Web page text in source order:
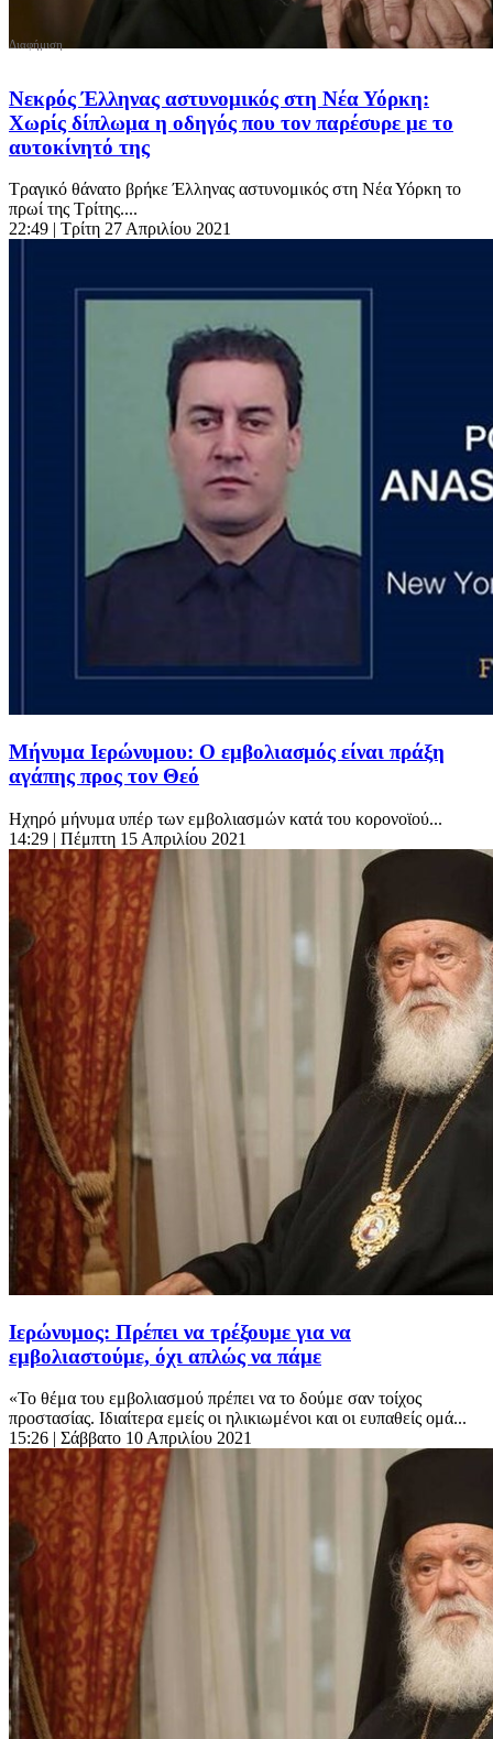
Νεκρός Έλληνας αστυνομικός στη Νέα Υόρκη:
Χωρίς δίπλωμα η οδηγός που τον παρέσυρε με το
αυτοκίνητό της
Τραγικό θάνατο βρήκε Έλληνας αστυνομικός στη Νέα Υόρκη το
πρωί της Τρίτης....
22:49 | Τρίτη 27 Απριλίου 2021
Μήνυμα Ιερώνυμου: Ο εμβολιασμός είναι πράξη
αγάπης προς τον Θεό
Ηχηρό μήνυμα υπέρ των εμβολιασμών κατά του κορονοϊού...
14:29 | Πέμπτη 15 Απριλίου 2021
Ιερώνυμος: Πρέπει να τρέξουμε για να
εμβολιαστούμε, όχι απλώς να πάμε
«Το θέμα του εμβολιασμού πρέπει να το δούμε σαν τοίχος
προστασίας. Ιδιαίτερα εμείς οι ηλικιωμένοι και οι ευπαθείς ομά...
15:26 | Σάββατο 10 Απριλίου 2021